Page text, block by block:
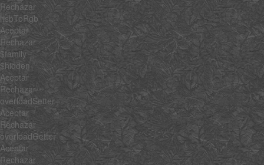
Rechazar
hsbToRgb
Aceptar
Rechazar
$family
$hidden
Aceptar
Rechazar
overloadSetter
Aceptar
Rechazar
overloadGetter
Aceptar
Rechazar